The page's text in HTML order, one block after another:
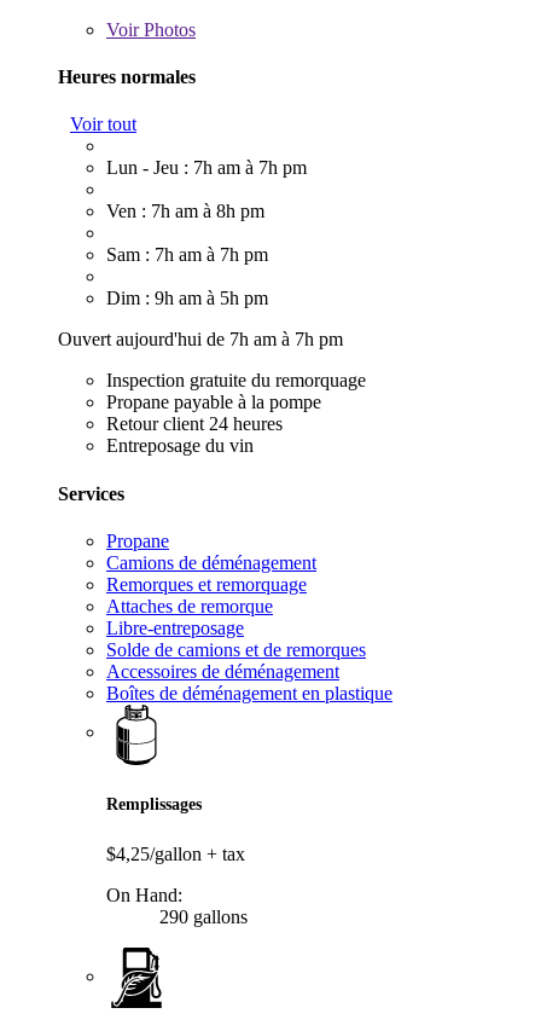
VoirPhotos
Heures normales
Voir tout
Lun - Jeu : 7h am à 7h pm
Ven : 7h am à 8h pm
Sam : 7h am à 7h pm
Dim : 9h am à 5h pm
Ouvert aujourd'hui de 7h am à 7h pm
Inspection gratuite du remorquage
Propane payable à la pompe
Retour client 24 heures
Entreposage du vin
Services
Propane
Camions de déménagement
Remorques et remorquage
Attaches de remorque
Libre-entreposage
Solde de camions et de remorques
Accessoires de déménagement
Boîtes de déménagement en plastique
Remplissages
$4,25/gallon + tax
On Hand:
290 gallons